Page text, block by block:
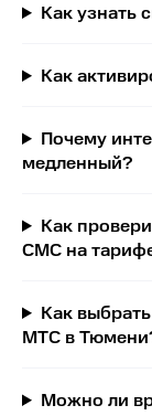
Как узнать
Как
Почему
медленный?
Как
СМС на
Как
МТС в
Можно ли